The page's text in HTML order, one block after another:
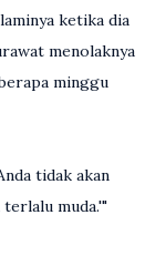
ketika dia
menolaknya
minggu
tidak akan
muda.'"